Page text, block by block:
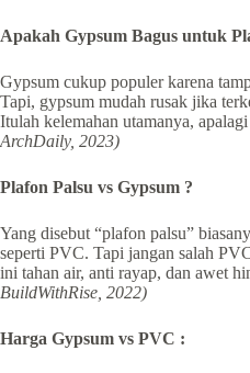
Apakah Gypsum Bagus untuk
Gypsum cukup populer karena
Tapi, gypsum mudah rusak jika
Itulah kelemahan utamanya,
ArchDaily, 2023)
Plafon Palsu vs Gypsum ?
Yang disebut “plafon palsu”
seperti PVC. Tapi jangan salah
ini tahan air, anti rayap, dan awet
BuildWithRise, 2022)
Harga Gypsum vs PVC :